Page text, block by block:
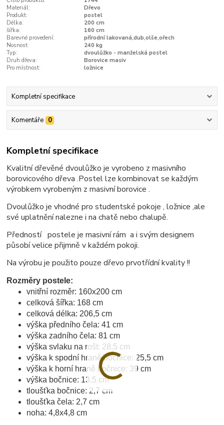
Materiál:
Dřevo
Produkt:
postel
Délka:
200 cm
šířka:
160 cm
Barevné provedení:
přírodní lakovaná,dub,olše,ořech
Nosnost:
240 kg
Typ:
dvoulůžko - manželská postel
Druh dřeva:
Borovice masiv
Pro místnost:
ložnice
Kompletní specifikace
Komentáře 0
Kompletní specifikace
Kvalitní dřevěné dvoulůžko je vyrobeno z masivního
borovicového dřeva .Postel lze kombinovat se každým
výrobkem vyrobeným z masivní borovice .
Dvoulůžko je vhodné pro studentské pokoje , ložnice ,ale
své uplatnění nalezne i na chatě nebo chalupě.
Předností postele je masivní rám a i svým designem
působí velice přijmně v každém pokoji.
Na výrobu je použito pouze dřevo prvotřídní kvality !!
Rozměry postele:
vnitřní rozměr: 160x200 cm
celková šířka: 168 cm
celková délka: 206,5 cm
výška předního čela: 41 cm
výška zadního čela: 81 cm
výška svlaku na rošt: 28,5 cm
výška k spodní hraně bočnice: 25,5 cm
výška k horní hraně bočnice: 39 cm
výška bočnice: 13,5 cm
tloušťka bočnice: 2,7 cm
tloušťka čela: 2,7 cm
noha: 4,8x4,8 cm